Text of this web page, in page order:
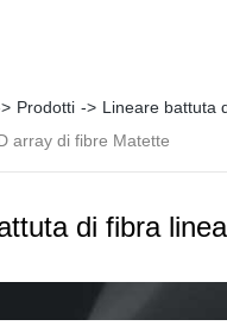
Prodotti
Lineare battuta
array di fibre Matette
di fibra